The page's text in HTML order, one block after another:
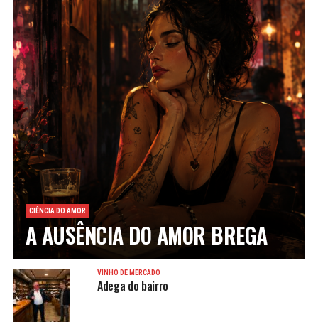
CIÊNCIA DO AMOR
A AUSÊNCIA DO AMOR BREGA
VINHO DE MERCADO
Adega do bairro